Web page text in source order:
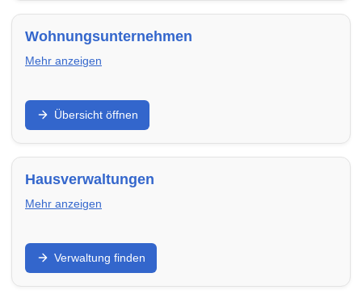
Wohnungsunternehmen
Mehr anzeigen
Finde regionale Wohnungsunternehmen,
Genossenschaften und Vermieter in Cuxhaven – mit
freien Wohnungen, klaren Prozessen und
Übersicht öffnen
Hausverwaltungen
Mehr anzeigen
WEG-, Miet- und Objektverwaltung: Finde
Hausverwaltungen in Cuxhaven für Abrechnung,
Instandhaltung, Kommunikation und professionelle
Verwaltung finden